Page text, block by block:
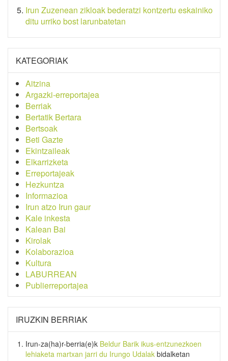
Irun Zuzenean zikloak bederatzi kontzertu eskainiko
ditu urriko bost larunbatetan
KATEGORIAK
Aitzina
Argazki-erreportajea
Berriak
Bertatik Bertara
Bertsoak
Beti Gazte
Ekintzaileak
Elkarrizketa
Erreportajeak
Hezkuntza
Informazioa
Irun atzo Irun gaur
Kale inkesta
Kalean Bai
Kirolak
Kolaborazioa
Kultura
LABURREAN
Publierreportajea
IRUZKIN BERRIAK
Irun-za(ha)r-berria(e)k Beldur Barik ikus-entzunezkoen
lehiaketa martxan jarri du Irungo Udalak bidalketan